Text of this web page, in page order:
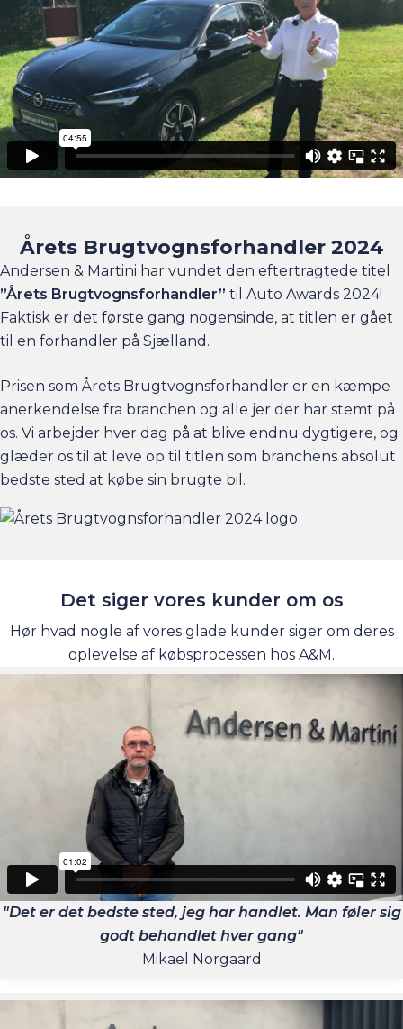
Årets Brugtvognsforhandler 2024
Andersen & Martini har vundet den eftertragtede titel
”Årets Brugtvognsforhandler” til Auto Awards 2024!
Faktisk er det første gang nogensinde, at titlen er gået
til en forhandler på Sjælland.
Prisen som Årets Brugtvognsforhandler er en kæmpe
anerkendelse fra branchen og alle jer der har stemt på
os. Vi arbejder hver dag på at blive endnu dygtigere, og
glæder os til at leve op til titlen som branchens absolut
bedste sted at købe sin brugte bil.
Det siger vores kunder om os
Hør hvad nogle af vores glade kunder siger om deres
oplevelse af købsprocessen hos A&M.
"Det er det bedste sted, jeg har handlet. Man føler sig
godt behandlet hver gang"
Mikael Norgaard